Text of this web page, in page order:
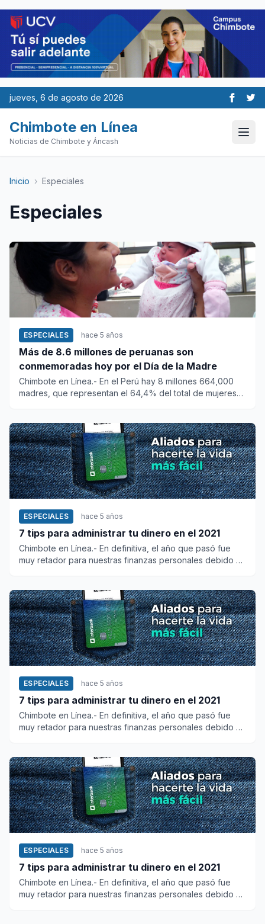
jueves, 6 de agosto de 2026
Chimbote en Línea
Noticias de Chimbote y Áncash
Inicio › Especiales
Especiales
ESPECIALES hace 5 años
Más de 8.6 millones de peruanas son
conmemoradas hoy por el Día de la Madre
Chimbote en Línea.- En el Perú hay 8 millones 664,000
madres, que representan el 64,4% del total de mujeres
ESPECIALES hace 5 años
7 tips para administrar tu dinero en el 2021
Chimbote en Línea.- En definitiva, el año que pasó fue
muy retador para nuestras finanzas personales debido a
ESPECIALES hace 5 años
7 tips para administrar tu dinero en el 2021
Chimbote en Línea.- En definitiva, el año que pasó fue
muy retador para nuestras finanzas personales debido a
ESPECIALES hace 5 años
7 tips para administrar tu dinero en el 2021
Chimbote en Línea.- En definitiva, el año que pasó fue
muy retador para nuestras finanzas personales debido a